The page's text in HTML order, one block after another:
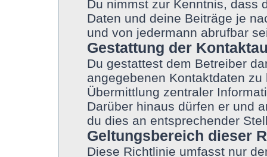
Du nimmst zur Kenntnis, dass
Daten und deine Beiträge je
und von jedermann abrufbar
Gestattung der
Du gestattest dem Betreiber
angegebenen Kontaktdaten
Übermittlung zentraler
Darüber hinaus dürfen er und
du dies an entsprechender
Geltungsbereich dieser
Diese Richtlinie umfasst nur